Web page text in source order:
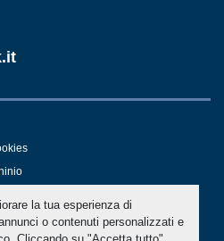
la tua esperienza di
o contenuti personalizzati e